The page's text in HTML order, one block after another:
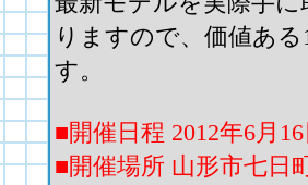
りますので、価値あ
す。
■開催日程 2012年6月
■開催場所 山形市七日